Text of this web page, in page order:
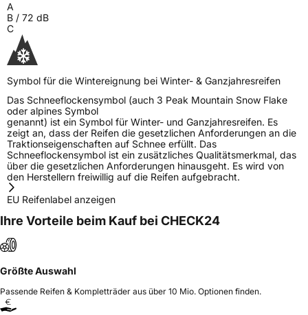
A
B / 72 dB
C
Symbol für die Wintereignung bei Winter- & Ganzjahresreifen
Das Schneeflockensymbol (auch 3 Peak Mountain Snow Flake
oder alpines Symbol
genannt) ist ein Symbol für Winter- und Ganzjahresreifen. Es
zeigt an, dass der Reifen die gesetzlichen Anforderungen an die
Traktionseigenschaften auf Schnee erfüllt. Das
Schneeflockensymbol ist ein zusätzliches Qualitätsmerkmal, das
über die gesetzlichen Anforderungen hinausgeht. Es wird von
den Herstellern freiwillig auf die Reifen aufgebracht.
EU Reifenlabel anzeigen
Ihre Vorteile beim Kauf bei CHECK24
Größte Auswahl
Passende Reifen & Kompletträder aus über 10 Mio. Optionen finden.